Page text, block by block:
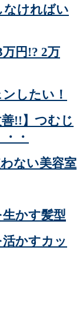
なければい
円!? 2万
したい！
!!】つむじ
・
ない美容室
かす髪型
かすカッ